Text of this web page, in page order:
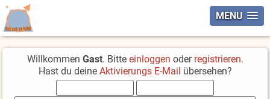
MENU
Willkommen Gast. Bitte einloggen oder registrieren.
Hast du deine Aktivierungs E-Mail übersehen?